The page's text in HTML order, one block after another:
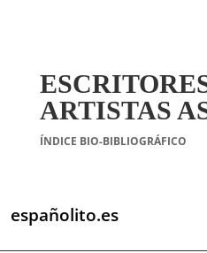
ARTISTAS
ÍNDICE BIO-BIBLIOGRÁFICO
españolito.es